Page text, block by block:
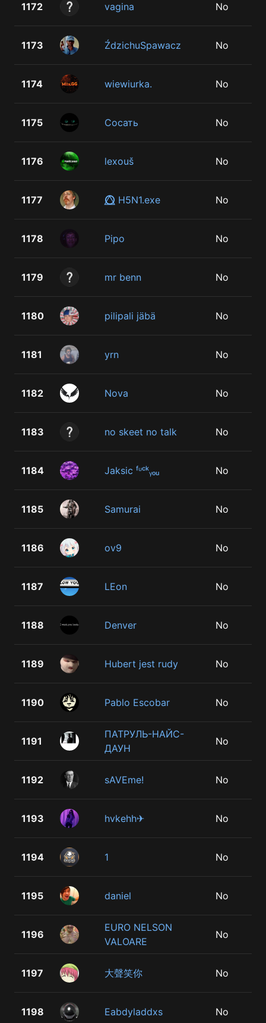
1172 vagina No
1173 ŹdzichuSpawacz No
1174 wiewiurka. No
1175 Сосать No
1176 lexouš No
1177 ⭕⃤ H5N1.exe No
1178 Pipo No
1179 mr benn No
1180 pilipali jäbä No
1181 yrn No
1182 Nova No
1183 no skeet no talk No
1184 Jaksic ᶠᶸᶜᵏᵧₒᵤ No
1185 Samurai No
1186 ov9 No
1187 LEon No
1188 Denver No
1189 Hubert jest rudy No
1190 Pablo Escobar No
1191
ПАТРУЛЬ-НАЙС-
ДАУН
No
1192 sAVEme! No
1193 hvkehh✈ No
1194 1 No
1195 daniel No
1196
EURO NELSON
VALOARE
No
1197 大聲笑你 No
1198 Eabdyladdxs No